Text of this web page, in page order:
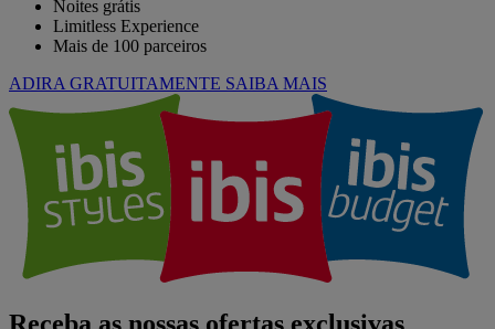
Noites grátis
Limitless Experience
Mais de 100 parceiros
ADIRA GRATUITAMENTE SAIBA MAIS
Receba as nossas ofertas exclusivas